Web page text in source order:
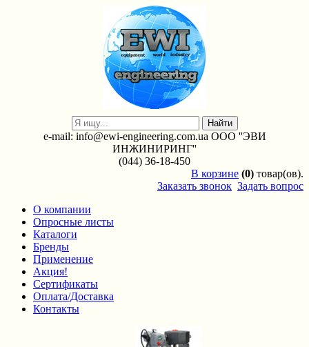
e-mail: info@ewi-engineering.com.ua ООО ''ЭВИ
ИНЖИНИРИНГ''
(044) 36-18-450
В корзине (0) товар(ов).
Заказать звонок Задать вопрос
О компании
Опросные листы
Каталоги
Бренды
Применение
Акция!
Сертификаты
Оплата/Доставка
Контакты